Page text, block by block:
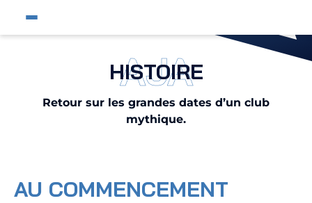
Ouvrir le menu du site
Fermer
AJA
HISTOIRE
Retour sur les grandes dates d’un club
mythique.
AU COMMENCEMENT